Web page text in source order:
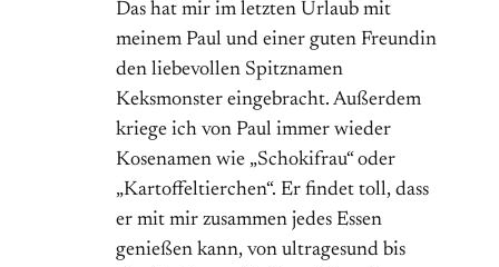
Das hat mir im letzten Urlaub mit
meinem Paul und einer guten Freundin
den liebevollen Spitznamen
Keksmonster eingebracht. Außerdem
kriege ich von Paul immer wieder
Kosenamen wie „Schokifrau“ oder
„Kartoffeltierchen“. Er findet toll, dass
er mit mir zusammen jedes Essen
genießen kann, von ultragesund bis